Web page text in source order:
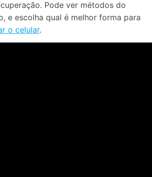
Pode ver métodos do
e escolha qual é melhor forma para
o celular.